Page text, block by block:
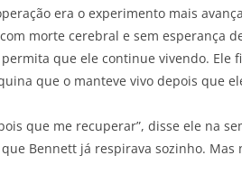
era o experimento mais
morte cerebral e sem esperança
que ele continue vivendo. Ele
que o manteve vivo depois que
que me recuperar”, disse ele na
Bennett já respirava sozinho. Mas